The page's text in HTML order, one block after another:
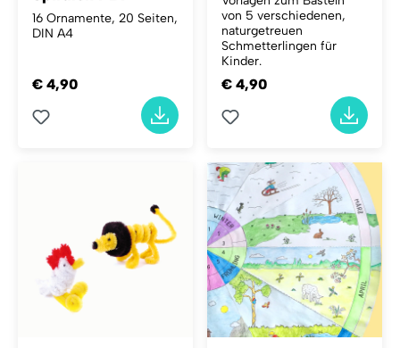
16 Ornamente, 20 Seiten,
DIN A4
€ 4,90
von 5 verschiedenen,
naturgetreuen
Schmetterlingen für
Kinder.
€ 4,90